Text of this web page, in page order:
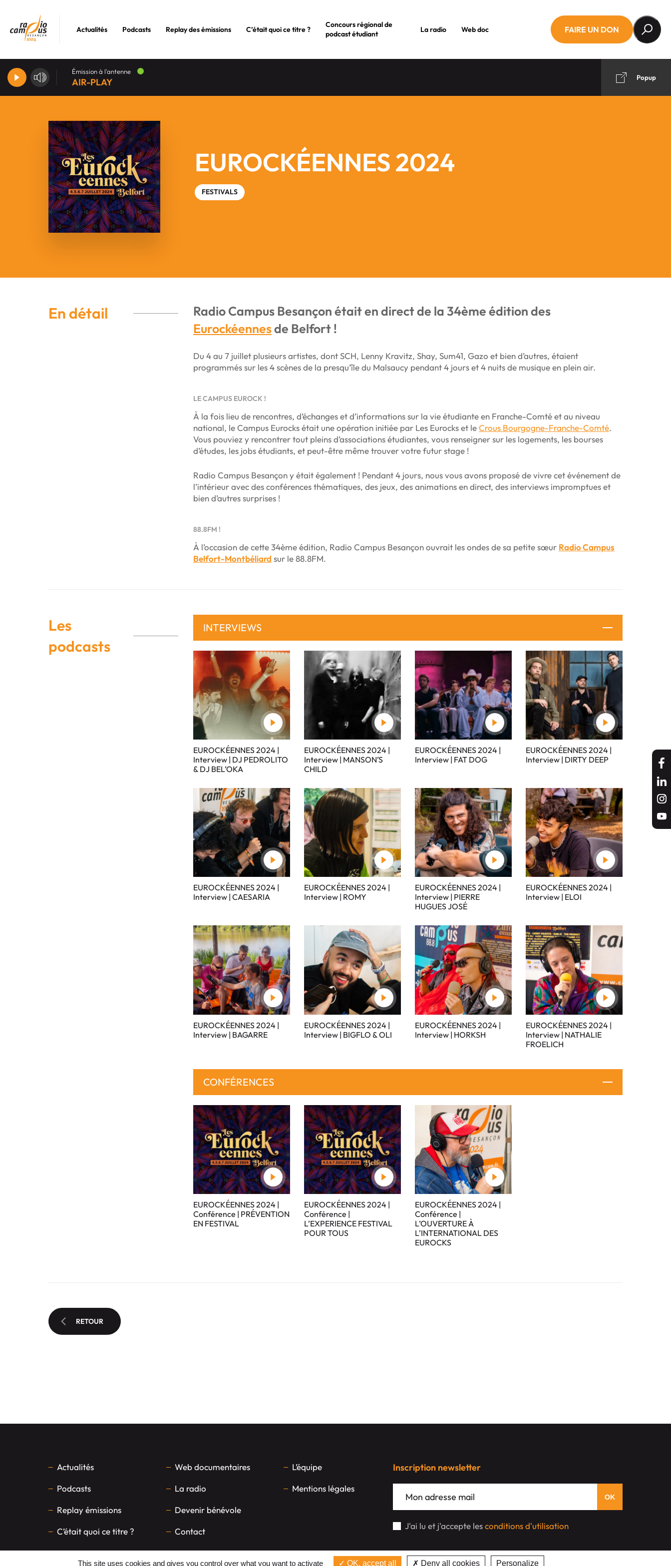
Actualités Podcasts Replay des émissions C’était quoi ce titre ?
Concours régional de
podcast étudiant
La radio Web doc FAIRE UN DON
Émission à l'antenne
AIR-PLAY Popup
EUROCKÉENNES 2024
FESTIVALS
En détail
Radio Campus Besançon était en direct de la 34ème édition des
Eurockéennesde Belfort !
Du 4 au 7 juillet plusieurs artistes, dont SCH, Lenny Kravitz, Shay, Sum41, Gazo et bien d’autres, étaient
programmés sur les 4 scènes de la presqu’île du Malsaucy pendant 4 jours et 4 nuits de musique en plein air.
LE CAMPUS EUROCK !
À la fois lieu de rencontres, d’échanges et d’informations sur la vie étudiante en Franche-Comté et au niveau
national, le Campus Eurocks était une opération initiée par Les Eurocks et leCrous Bourgogne-Franche-Comté.
Vous pouviez y rencontrer tout pleins d’associations étudiantes, vous renseigner sur les logements, les bourses
d’études, les jobs étudiants, et peut-être même trouver votre futur stage !
Radio Campus Besançon y était également ! Pendant 4 jours, nous vous avons proposé de vivre cet événement de
l’intérieur avec des conférences thématiques, des jeux, des animations en direct, des interviews impromptues et
bien d’autres surprises !
88.8FM !
À l’occasion de cette 34ème édition, Radio Campus Besançon ouvrait les ondes de sa petite sœur Radio Campus
Belfort-Montbéliard sur le 88.8FM.
Les
podcasts
INTERVIEWS
EUROCKÉENNES 2024 |
Interview | DJ PEDROLITO
& DJ BEL’OKA
EUROCKÉENNES 2024 |
Interview | MANSON’S
CHILD
EUROCKÉENNES 2024 |
Interview | FAT DOG
EUROCKÉENNES 2024 |
Interview | DIRTY DEEP
EUROCKÉENNES 2024 |
Interview | CAESARIA
EUROCKÉENNES 2024 |
Interview | ROMY
EUROCKÉENNES 2024 |
Interview | PIERRE
HUGUES JOSÉ
EUROCKÉENNES 2024 |
Interview | ELOI
EUROCKÉENNES 2024 |
Interview | BAGARRE
EUROCKÉENNES 2024 |
Interview | BIGFLO & OLI
EUROCKÉENNES 2024 |
Interview | HORKSH
EUROCKÉENNES 2024 |
Interview | NATHALIE
FROELICH
CONFÉRENCES
EUROCKÉENNES 2024 |
Conférence | PRÉVENTION
EN FESTIVAL
EUROCKÉENNES 2024 |
Conférence |
L’EXPERIENCE FESTIVAL
POUR TOUS
EUROCKÉENNES 2024 |
Conférence |
L’OUVERTURE À
L’INTERNATIONAL DES
EUROCKS
RETOUR
Actualités
Podcasts
Replay émissions
C’était quoi ce titre ?
Web documentaires
La radio
Devenir bénévole
Contact
L’équipe
Mentions légales
Inscription newsletter
J'ai lu et j'accepte lesconditions d'utilisation
This site uses cookies and gives you control over what you want to activate OK, accept all Deny all cookies Personalize